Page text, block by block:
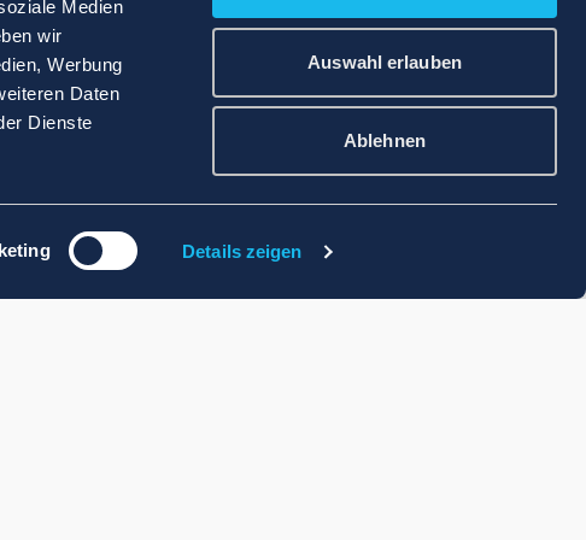
Medien
wir
Werbung
Daten
Dienste
Details zeigen
Auswahl erlauben
Ablehnen